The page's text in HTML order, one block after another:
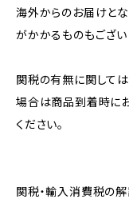
海外からのお届けと
がかかるものもござい
関税の有無に関して
場合は商品到着時に
ください。
関税・輸入消費税の